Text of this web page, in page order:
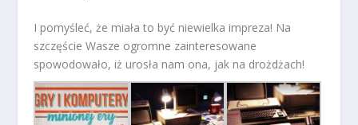
I pomyśleć, że miała to być niewielka impreza! Na
szczęście Wasze ogromne zainteresowane
spowodowało, iż urosła nam ona, jak na drożdżach!